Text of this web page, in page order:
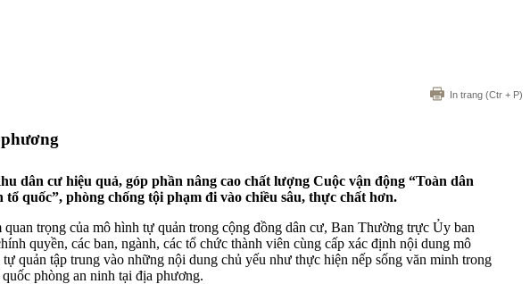
In trang (Ctr + P)
cư hiệu quả, góp phần nâng cao chất lượng Cuộc vận động “Toàn dân
quốc”, phòng chống tội phạm đi vào chiều sâu, thực chất hơn.
trọng của mô hình tự quản trong cộng đồng dân cư, Ban Thường trực Ủy ban
quyền, các ban, ngành, các tổ chức thành viên cùng cấp xác định nội dung mô
quản tập trung vào những nội dung chủ yếu như thực hiện nếp sống văn minh trong
phòng an ninh tại địa phương.